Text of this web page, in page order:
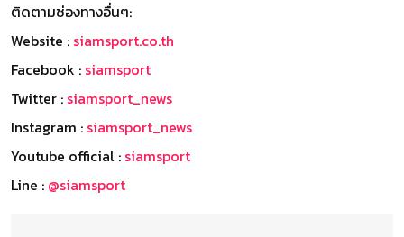
ติดตามช่องทางอื่นๆ:
Website : siamsport.co.th
Facebook : siamsport
Twitter : siamsport_news
Instagram : siamsport_news
Youtube official : siamsport
Line : @siamsport